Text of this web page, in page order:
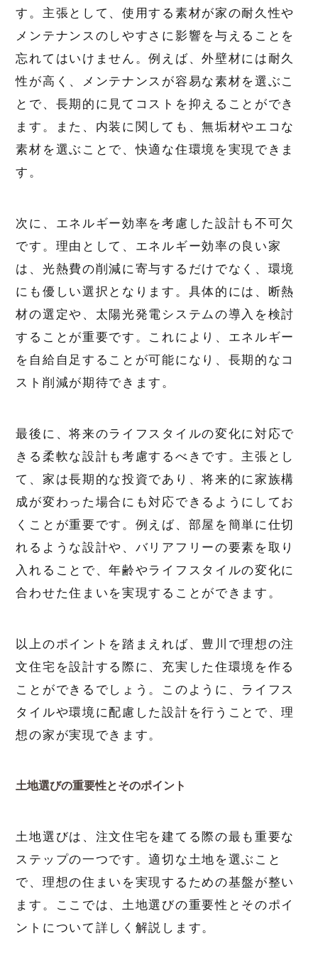
す。主張として、使用する素材が家の耐久性や
メンテナンスのしやすさに影響を与えることを
忘れてはいけません。例えば、外壁材には耐久
性が高く、メンテナンスが容易な素材を選ぶこ
とで、長期的に見てコストを抑えることができ
ます。また、内装に関しても、無垢材やエコな
素材を選ぶことで、快適な住環境を実現できま
す。
次に、エネルギー効率を考慮した設計も不可欠
です。理由として、エネルギー効率の良い家
は、光熱費の削減に寄与するだけでなく、環境
にも優しい選択となります。具体的には、断熱
材の選定や、太陽光発電システムの導入を検討
することが重要です。これにより、エネルギー
を自給自足することが可能になり、長期的なコ
スト削減が期待できます。
最後に、将来のライフスタイルの変化に対応で
きる柔軟な設計も考慮するべきです。主張とし
て、家は長期的な投資であり、将来的に家族構
成が変わった場合にも対応できるようにしてお
くことが重要です。例えば、部屋を簡単に仕切
れるような設計や、バリアフリーの要素を取り
入れることで、年齢やライフスタイルの変化に
合わせた住まいを実現することができます。
以上のポイントを踏まえれば、豊川で理想の注
文住宅を設計する際に、充実した住環境を作る
ことができるでしょう。このように、ライフス
タイルや環境に配慮した設計を行うことで、理
想の家が実現できます。
土地選びの重要性とそのポイント
土地選びは、注文住宅を建てる際の最も重要な
ステップの一つです。適切な土地を選ぶこと
で、理想の住まいを実現するための基盤が整い
ます。ここでは、土地選びの重要性とそのポイ
ントについて詳しく解説します。